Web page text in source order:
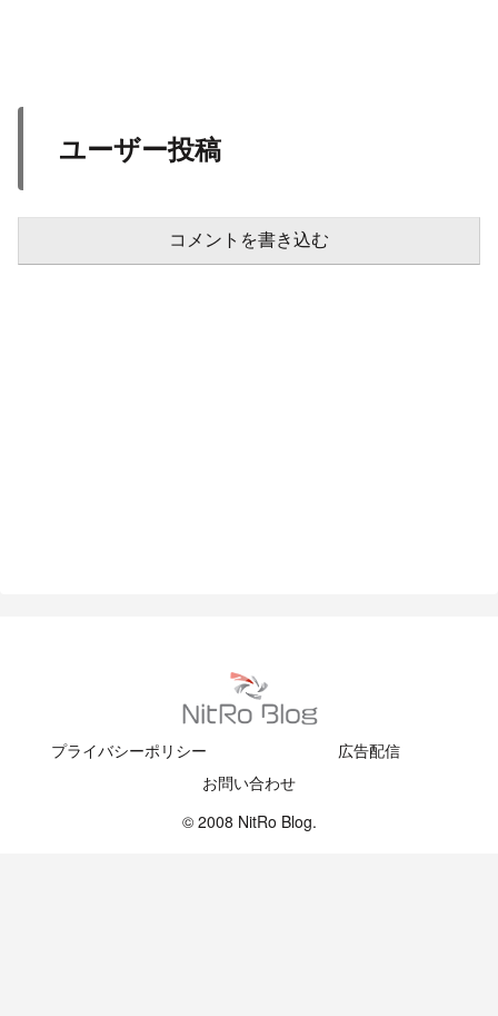
ユーザー投稿
コメントを書き込む
プライバシーポリシー
広告配信
お問い合わせ
© 2008 NitRo Blog.